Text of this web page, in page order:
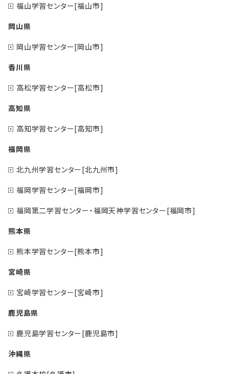
福山学習センター[福山市]
岡山県
岡山学習センター[岡山市]
香川県
高松学習センター[高松市]
高知県
高知学習センター[高知市]
福岡県
北九州学習センター[北九州市]
福岡学習センター[福岡市]
福岡第二学習センター・福岡天神学習センター[福岡市]
熊本県
熊本学習センター[熊本市]
宮崎県
宮崎学習センター[宮崎市]
鹿児島県
鹿児島学習センター[鹿児島市]
沖縄県